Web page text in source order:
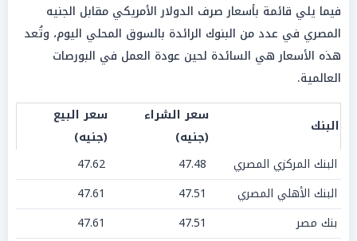
فيما يلي قائمة بأسعار صرف الدولار الأمريكي مقابل الجنيه
المصري في عدد من البنوك الرائدة بالسوق المحلي اليوم، وتُعد
هذه الأسعار هي السائدة لحين عودة العمل في البورصات
العالمية.
البنك
سعر الشراء
(جنيه)
سعر البيع
(جنيه)
البنك المركزي المصري
47.48
47.62
البنك الأهلي المصري
47.51
47.61
بنك مصر
47.51
47.61